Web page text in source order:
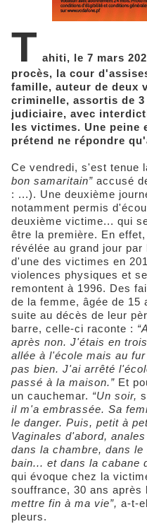
T ahiti, le 7 mars
procès, la cour
famille, auteur de deux
criminelle, assortis de
judiciaire, avec
les victimes. Une peine
prétend ne répondre
Ce vendredi, s'est tenue
bon samaritain” accusé
: ...). Une deuxième
notamment permis
deuxième victime... qui
être la première. En
révélée au grand jour
d'une des victimes en
violences physiques et
remontent à 1996. Des
de la femme, âgée de 15
suite au décès de leur
barre, celle-ci raconte :
après non. J'étais en
allée à l'école mais au
pas bien. J'ai arrêté
passé à la maison.” Et
un cauchemar. “Un soir,
il m'a embrassée. Sa
le danger. Puis, petit à
Vaginales d'abord,
dans la chambre, dans
bain... et dans la cabane
qui évoque chez la
souffrance, 30 ans après
mettre fin à ma vie”, a-t-
pleurs.